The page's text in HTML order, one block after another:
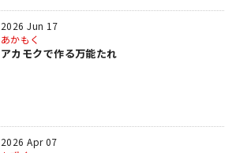
2026 Jun 17
あかもく
アカモクで作る万能たれ
2026 Apr 07